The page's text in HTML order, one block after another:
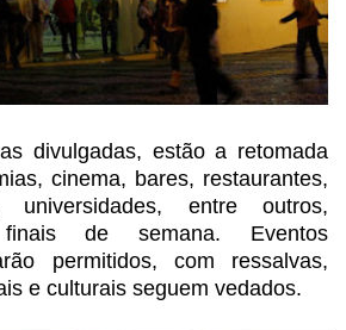
divulgadas, estão a retomada
cinema, bares, restaurantes,
universidades, entre outros,
de semana. Eventos
permitidos, com ressalvas,
e culturais seguem vedados.